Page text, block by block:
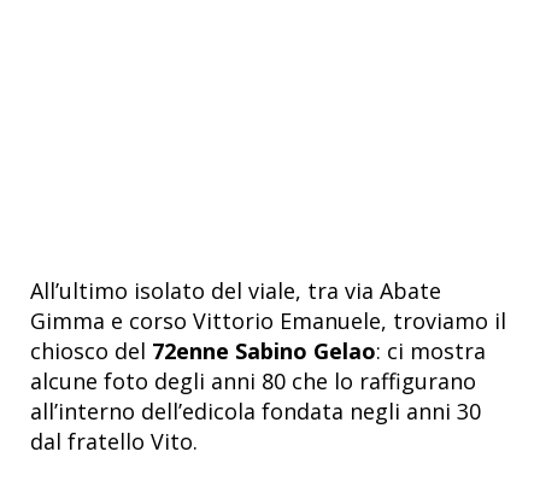
All’ultimo isolato del viale, tra via Abate
Gimma e corso Vittorio Emanuele, troviamo il
chiosco del 72enne Sabino Gelao: ci mostra
alcune foto degli anni 80 che lo raffigurano
all’interno dell’edicola fondata negli anni 30
dal fratello Vito.